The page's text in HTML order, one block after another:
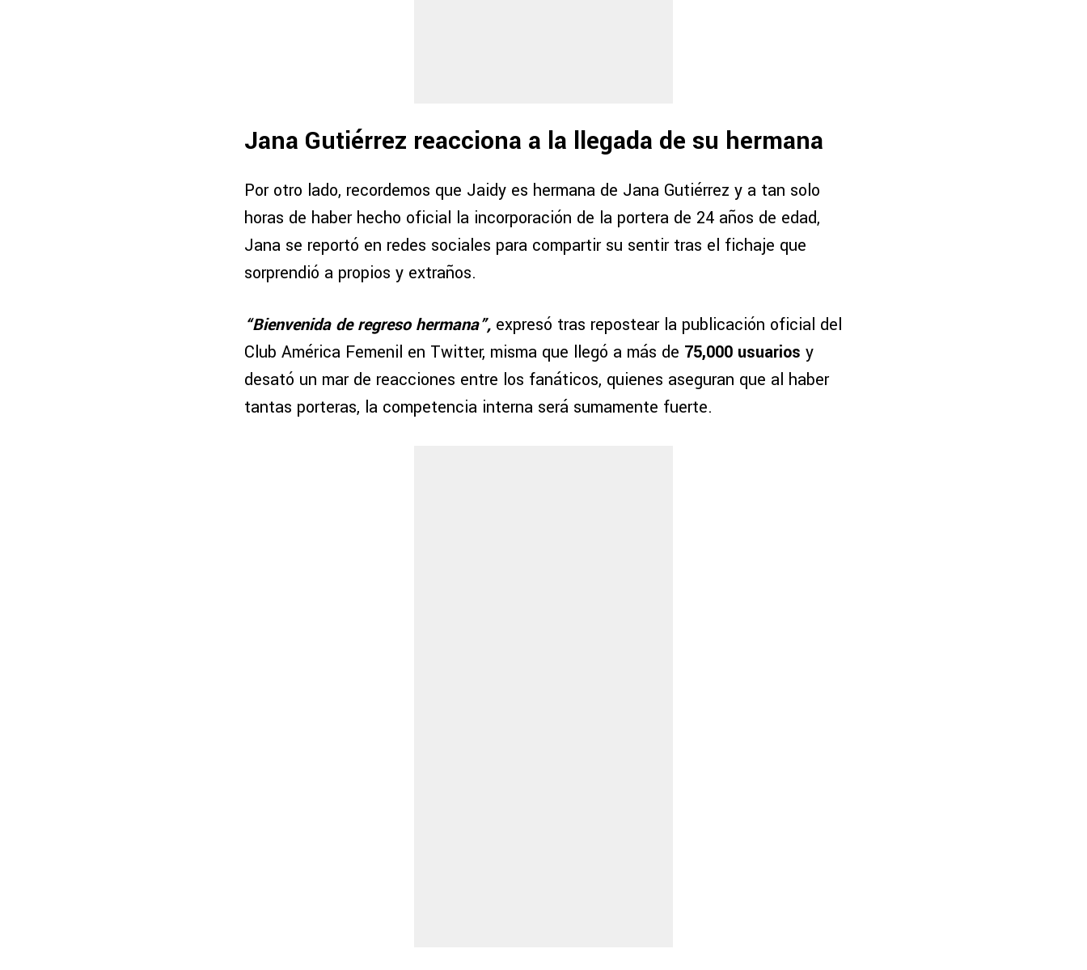
Jana Gutiérrez reacciona a la llegada de su hermana
Por otro lado, recordemos que Jaidy es hermana de Jana Gutiérrez y a tan solo
horas de haber hecho oficial la incorporación de la portera de 24 años de edad,
Jana se reportó en redes sociales para compartir su sentir tras el fichaje que
sorprendió a propios y extraños.
“Bienvenida de regreso hermana”, expresó tras repostear la publicación oficial del
Club América Femenil en Twitter, misma que llegó a más de 75,000 usuarios y
desató un mar de reacciones entre los fanáticos, quienes aseguran que al haber
tantas porteras, la competencia interna será sumamente fuerte.